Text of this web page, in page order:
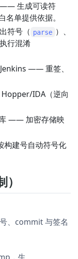
—— 生成可读符
单提供依据。
符号（ parse ）、
行混淆
—— 重签、
Hopper/IDA（逆向
库 —— 加密存储映
建号自动符号化
、commit 与签名
，生